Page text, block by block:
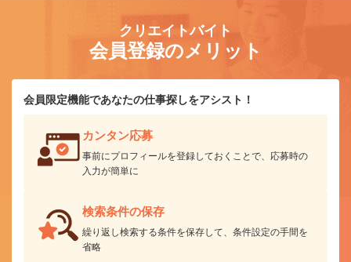
クリエイトバイト
会員登録のメリット
会員限定機能であなたの仕事探しをアシスト！
カンタン応募
事前にプロフィールを登録しておくことで、応募時の
入力が簡単に
検索条件の保存
繰り返し検索する条件を保存して、条件設定の手間を
省略